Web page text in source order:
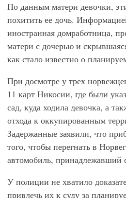
По данным матери девочки,
похитить ее дочь.
иностранная домработница,
матери с дочерью и
как стало известно о
При досмотре у трех
11 карт Никосии, где были
сад, куда ходила девочка, а
отхода к оккупированным
Задержанные заявили, что
того, чтобы перегнать в
автомобиль, принадлежавший
У полиции не хватило
привлечь их к суду за